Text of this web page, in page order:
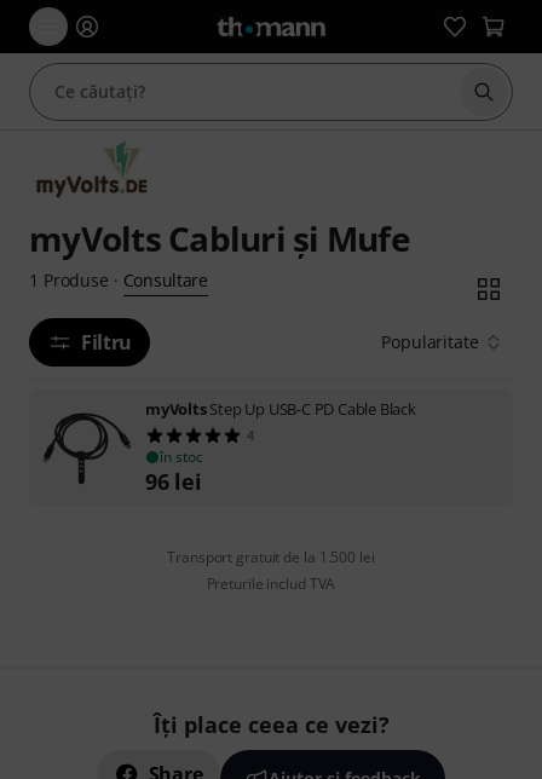
myVolts Cabluri şi Mufe
1 Produse · Consultare
Filtru Popularitate
myVoltsStep Up USB-C PD Cable Black
4
în stoc
96 lei
Transport gratuit de la 1.500 lei
Preturile includ TVA
Îți place ceea ce vezi?